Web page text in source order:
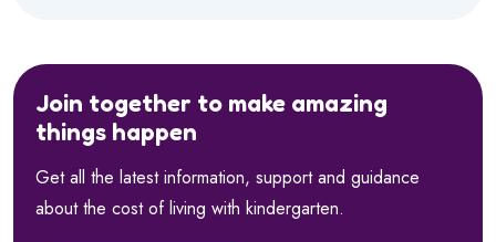
Join together to make amazing
things happen
Get all the latest information, support and guidance
about the cost of living with kindergarten.